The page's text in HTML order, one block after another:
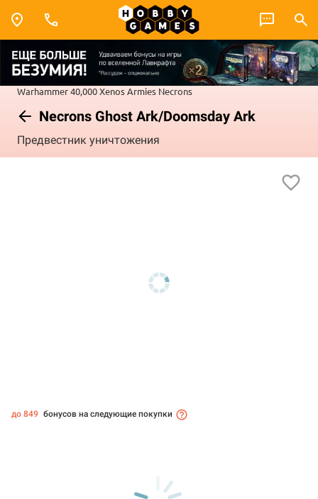
Warhammer 40,000Xenos Armies Necrons
Necrons Ghost Ark/Doomsday Ark
Предвестник уничтожения
до 849 бонусов на следующие покупки